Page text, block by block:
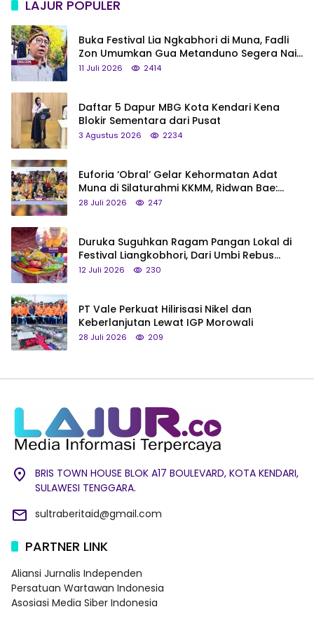
LAJUR POPULER
Buka Festival Lia Ngkabhori di Muna, Fadli
Zon Umumkan Gua Metanduno Segera Naik
Status Jadi Cagar Budaya Nasional
11 Juli 2026 2414
Daftar 5 Dapur MBG Kota Kendari Kena
Blokir Sementara dari Pusat
3 Agustus 2026 2234
Euforia ‘Obral’ Gelar Kehormatan Adat
Muna di Silaturahmi KKMM, Ridwan Bae:
Saya Bukan Tipe Begitu, Belum Pantas!
28 Juli 2026 247
Duruka Suguhkan Ragam Pangan Lokal di
Festival Liangkobhori, Dari Umbi Rebus
hingga Tumpeng Beras Muna
12 Juli 2026 230
PT Vale Perkuat Hilirisasi Nikel dan
Keberlanjutan Lewat IGP Morowali
28 Juli 2026 209
BRIS TOWN HOUSE BLOK A17 BOULEVARD, KOTA KENDARI,
SULAWESI TENGGARA.
sultraberitaid@gmail.com
PARTNER LINK
Aliansi Jurnalis Independen
Persatuan Wartawan Indonesia
Asosiasi Media Siber Indonesia